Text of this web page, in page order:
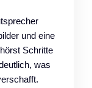
und eine
Schritte
was